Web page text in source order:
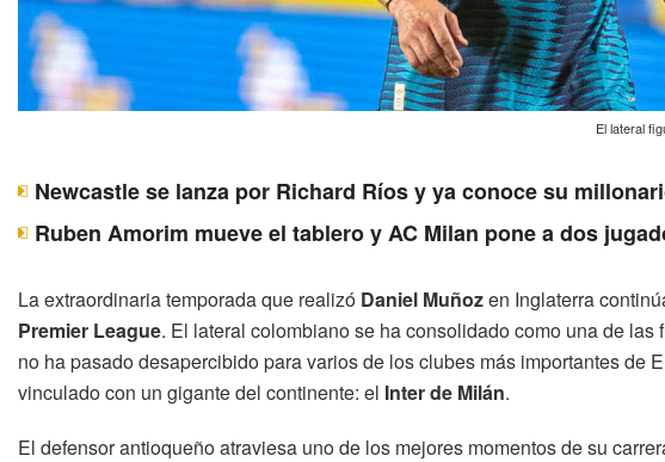
El lateral
Newcastle se lanza por Richard Ríos y ya conoce su
Ruben Amorim mueve el tablero y AC Milan pone a dos
La extraordinaria temporada que realizó Daniel Muñozen Inglaterra
Premier League. El lateral colombiano se ha consolidado como una de las
no ha pasado desapercibido para varios de los clubes más importantes de
vinculado con un gigante del continente: el Inter de Milán.
El defensor antioqueño atraviesa uno de los mejores momentos de su